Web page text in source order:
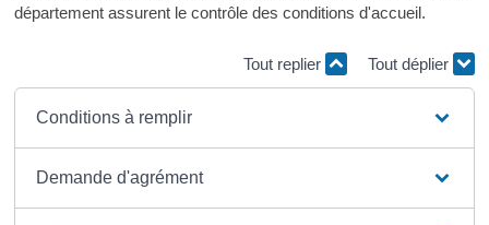
département assurent le contrôle des conditions d'accueil.
Tout replier Tout déplier
Conditions à remplir
Demande d'agrément